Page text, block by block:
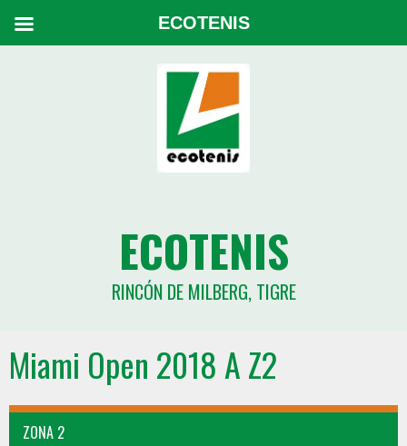
ECOTENIS
RINCÓN DE MILBERG, TIGRE
Miami Open 2018 A Z2
ZONA 2
ECOTENIS